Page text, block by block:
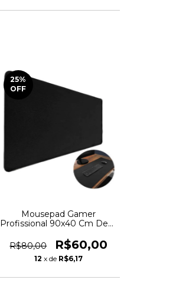
25%
OFF
Mousepad Gamer
Profissional 90x40 Cm Desk
R$80,00
R$60,00
12 x de R$6,17